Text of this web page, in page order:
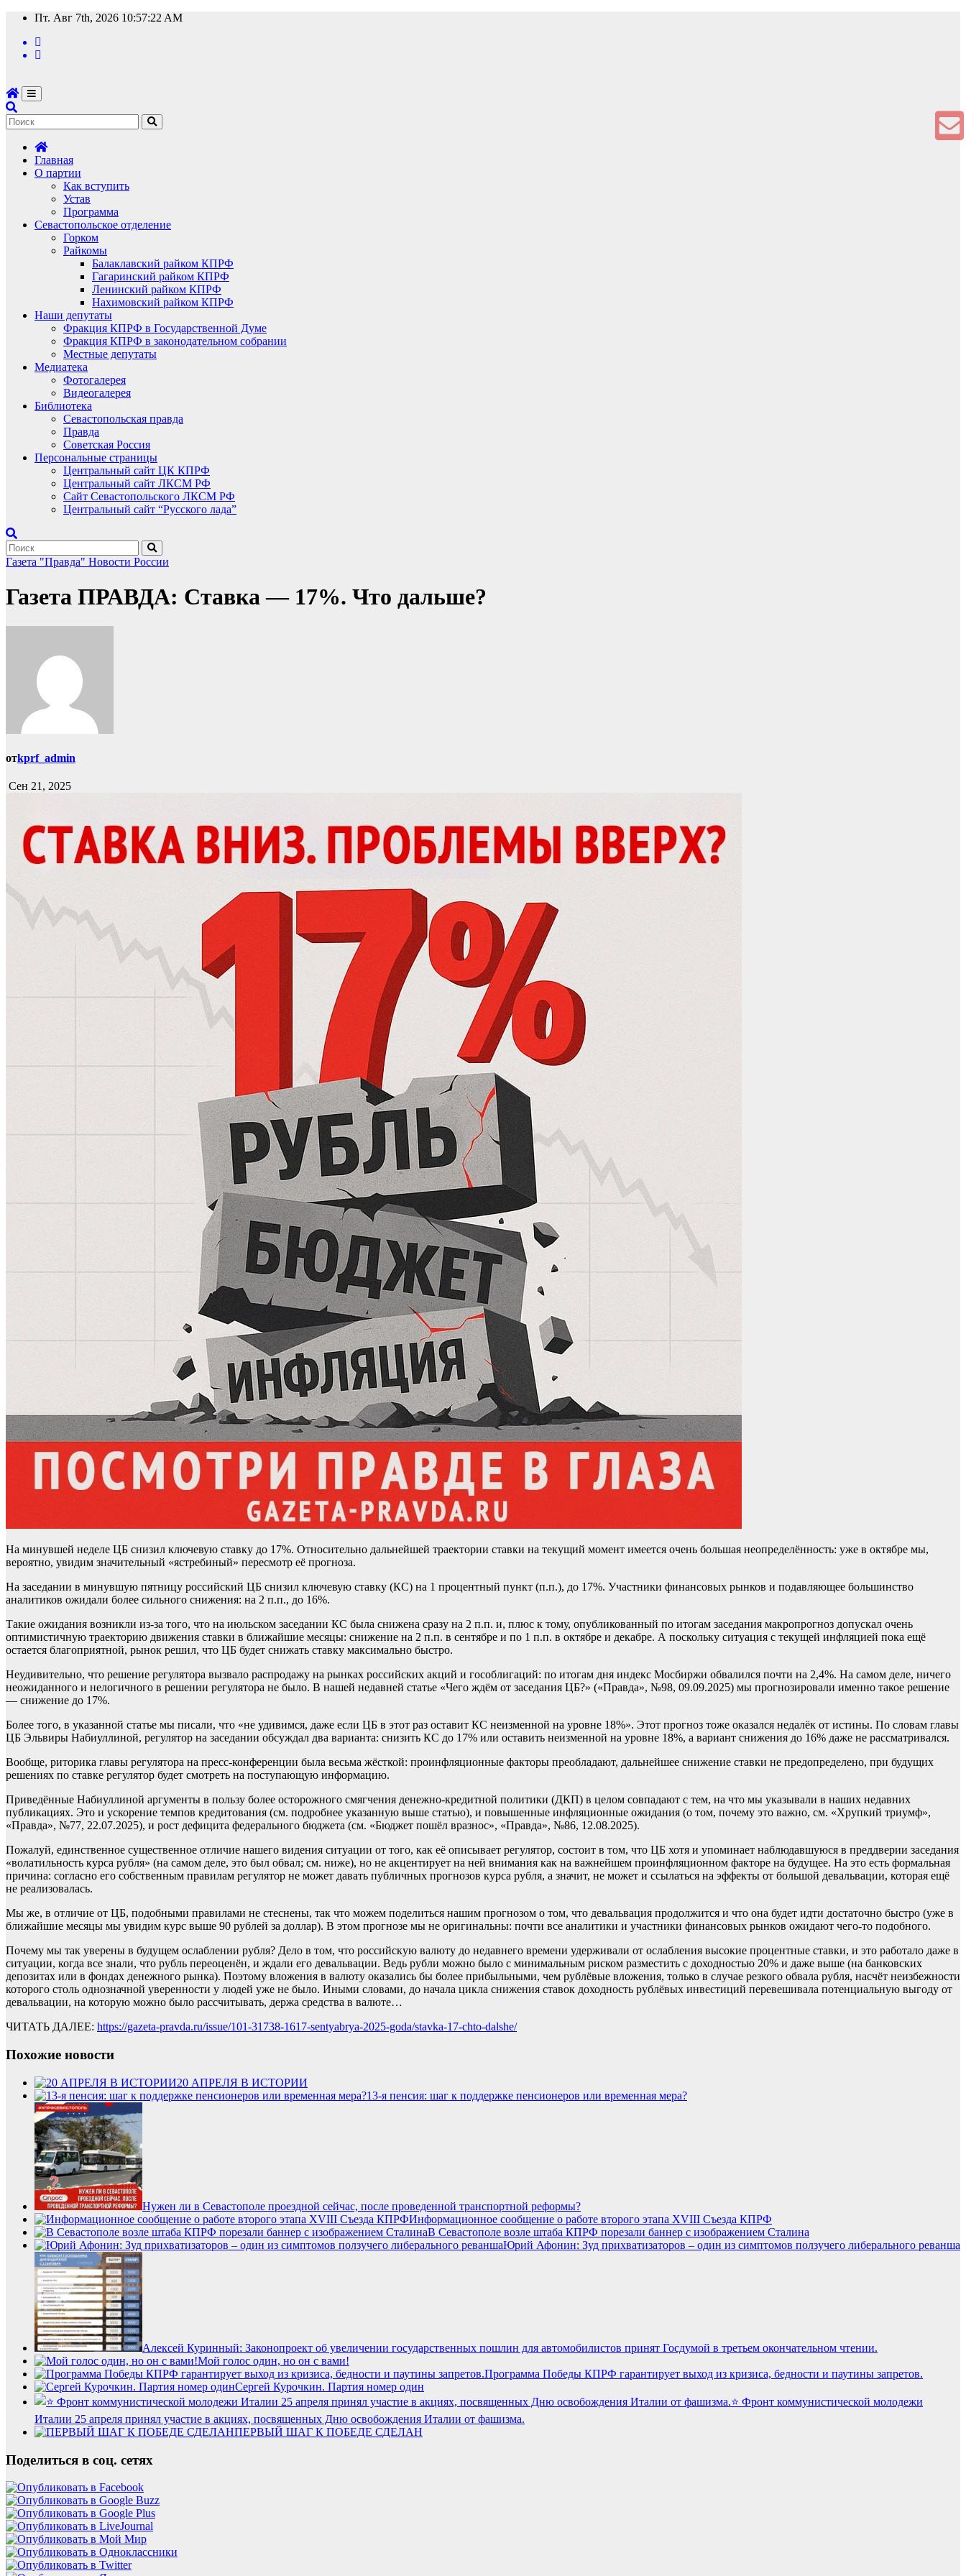
Перейти
содержимому
Пт. Авг 7th, 2026 10:57:23 AM
Главная
О партии
Как вступить
Устав
Программа
Севастопольское отделение
Горком
Райкомы
Балаклавский райком КПРФ
Гагаринский райком КПРФ
Ленинский райком КПРФ
Нахимовский райком КПРФ
Наши депутаты
Фракция КПРФ в Государственной Думе
Фракция КПРФ в законодательном собрании
Местные депутаты
Медиатека
Фотогалерея
Видеогалерея
Библиотека
Севастопольская правда
Правда
Советская Россия
Персональные страницы
Центральный сайт ЦК КПРФ
Центральный сайт ЛКСМ РФ
Сайт Севастопольского ЛКСМ РФ
Центральный сайт “Русского лада”
Газета "Правда" Новости России
Газета ПРАВДА: Ставка — 17%. Что дальше?
отkprf_admin
Сен 21, 2025
На минувшей неделе ЦБ снизил ключевую ставку до 17%. Относительно дальнейшей траектории ставки на текущий момент имеется очень большая неопределённость: уже в октябре мы,
вероятно, увидим значительный «ястребиный» пересмотр её прогноза.
На заседании в минувшую пятницу российский ЦБ снизил ключевую ставку (КС) на 1 процентный пункт (п.п.), до 17%. Участники финансовых рынков и подавляющее большинство
аналитиков ожидали более сильного снижения: на 2 п.п., до 16%.
Такие ожидания возникли из-за того, что на июльском заседании КС была снижена сразу на 2 п.п. и, плюс к тому, опубликованный по итогам заседания макропрогноз допускал очень
оптимистичную траекторию движения ставки в ближайшие месяцы: снижение на 2 п.п. в сентябре и по 1 п.п. в октябре и декабре. А поскольку ситуация с текущей инфляцией пока ещё
остается благоприятной, рынок решил, что ЦБ будет снижать ставку максимально быстро.
Неудивительно, что решение регулятора вызвало распродажу на рынках российских акций и гособлигаций: по итогам дня индекс Мосбиржи обвалился почти на 2,4%. На самом деле, ничего
неожиданного и нелогичного в решении регулятора не было. В нашей недавней статье «Чего ждём от заседания ЦБ?» («Правда», №98, 09.09.2025) мы прогнозировали именно такое решение
— снижение до 17%.
Более того, в указанной статье мы писали, что «не удивимся, даже если ЦБ в этот раз оставит КС неизменной на уровне 18%». Этот прогноз тоже оказался недалёк от истины. По словам главы
ЦБ Эльвиры Набиуллиной, регулятор на заседании обсуждал два варианта: снизить КС до 17% или оставить неизменной на уровне 18%, а вариант снижения до 16% даже не рассматривался.
Вообще, риторика главы регулятора на пресс-конференции была весьма жёсткой: проинфляционные факторы преобладают, дальнейшее снижение ставки не предопределено, при будущих
решениях по ставке регулятор будет смотреть на поступающую информацию.
Приведённые Набиуллиной аргументы в пользу более осторожного смягчения денежно-кредитной политики (ДКП) в целом совпадают с тем, на что мы указывали в наших недавних
публикациях. Это и ускорение темпов кредитования (см. подробнее указанную выше статью), и повышенные инфляционные ожидания (о том, почему это важно, см. «Хрупкий триумф»,
«Правда», №77, 22.07.2025), и рост дефицита федерального бюджета (см. «Бюджет пошёл вразнос», «Правда», №86, 12.08.2025).
Пожалуй, единственное существенное отличие нашего видения ситуации от того, как её описывает регулятор, состоит в том, что ЦБ хотя и упоминает наблюдавшуюся в преддверии заседания
«волатильность курса рубля» (на самом деле, это был обвал; см. ниже), но не акцентирует на ней внимания как на важнейшем проинфляционном факторе на будущее. На это есть формальная
причина: согласно его собственным правилам регулятор не может давать публичных прогнозов курса рубля, а значит, не может и ссылаться на эффекты от большой девальвации, которая ещё
не реализовалась.
Мы же, в отличие от ЦБ, подобными правилами не стеснены, так что можем поделиться нашим прогнозом о том, что девальвация продолжится и что она будет идти достаточно быстро (уже в
ближайшие месяцы мы увидим курс выше 90 рублей за доллар). В этом прогнозе мы не оригинальны: почти все аналитики и участники финансовых рынков ожидают чего-то подобного.
Почему мы так уверены в будущем ослаблении рубля? Дело в том, что российскую валюту до недавнего времени удерживали от ослабления высокие процентные ставки, и это работало даже в
ситуации, когда все знали, что рубль переоценён, и ждали его девальвации. Ведь рубли можно было с минимальным риском разместить с доходностью 20% и даже выше (на банковских
депозитах или в фондах денежного рынка). Поэтому вложения в валюту оказались бы более прибыльными, чем рублёвые вложения, только в случае резкого обвала рубля, насчёт неизбежности
которого столь однозначной уверенности у людей уже не было. Иными словами, до начала цикла снижения ставок доходность рублёвых инвестиций перевешивала потенциальную выгоду от
девальвации, на которую можно было рассчитывать, держа средства в валюте…
ЧИТАТЬ ДАЛЕЕ: https://gazeta-pravda.ru/issue/101-31738-1617-sentyabrya-2025-goda/stavka-17-chto-dalshe/
Похожие новости
20 АПРЕЛЯ В ИСТОРИИ
13-я пенсия: шаг к поддержке пенсионеров или временная мера?
Нужен ли в Севастополе проездной сейчас, после проведенной транспортной реформы?
Информационное сообщение о работе второго этапа XVIII Съезда КПРФ
В Севастополе возле штаба КПРФ порезали баннер с изображением Сталина
Юрий Афонин: Зуд прихватизаторов – один из симптомов ползучего либерального реванша
Алексей Куринный: Законопроект об увеличении государственных пошлин для автомобилистов принят Госдумой в третьем окончательном чтении.
Мой голос один, но он с вами!
Программа Победы КПРФ гарантирует выход из кризиса, бедности и паутины запретов.
Сергей Курочкин. Партия номер один
⭐️ Фронт коммунистической молодежи
Италии 25 апреля принял участие в акциях, посвященных Дню освобождения Италии от фашизма.
ПЕРВЫЙ ШАГ К ПОБЕДЕ СДЕЛАН
Поделиться в соц. сетях